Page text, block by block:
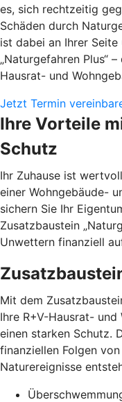
es, sich rechtzeitig
Schäden durch
ist dabei an Ihrer
„Naturgefahren Plus“
Hausrat- und
Jetzt Termin
Ihre Vorteile
Schutz
Ihr Zuhause ist
einer Wohngebäude-
sichern Sie Ihr
Zusatzbaustein
Unwettern finanziell
Mit dem
Ihre R+V-Hausrat-
einen starken Schutz.
finanziellen Folgen
Naturereignisse